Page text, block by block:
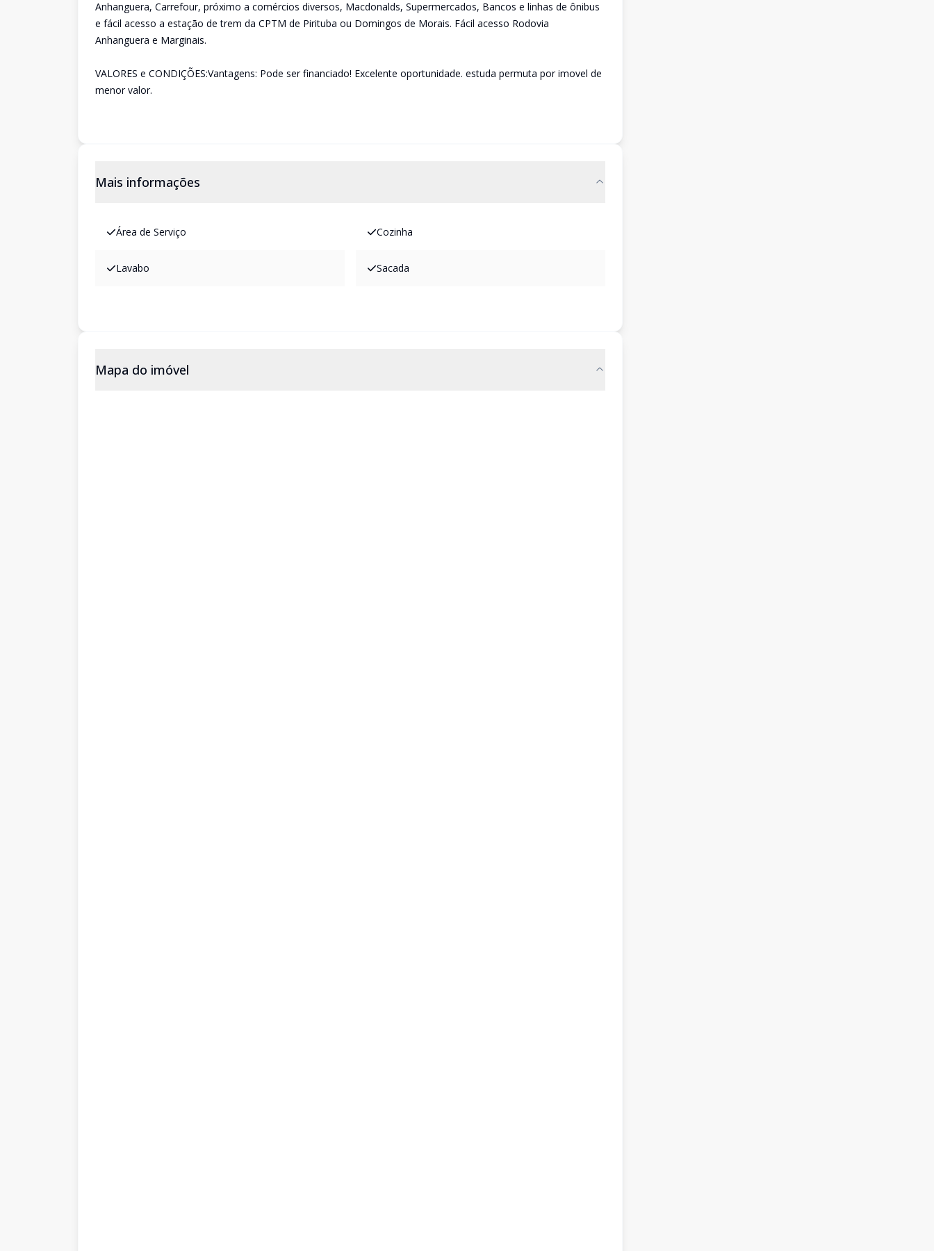
Anhanguera, Carrefour, próximo a comércios diversos, Macdonalds, Supermercados, Bancos e linhas de ônibus
e fácil acesso a estação de trem da CPTM de Pirituba ou Domingos de Morais. Fácil acesso Rodovia
Anhanguera e Marginais.
VALORES e CONDIÇÕES:Vantagens: Pode ser financiado! Excelente oportunidade. estuda permuta por imovel de
menor valor.
Mais informações
Área de Serviço Cozinha
Lavabo Sacada
Mapa do imóvel